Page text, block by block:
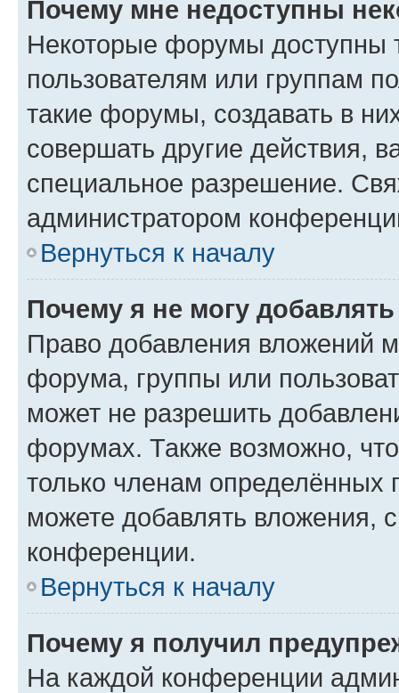
Почему мне недоступны
Некоторые форумы доступны
пользователям или группам
такие форумы, создавать в
совершать другие действия,
специальное разрешение.
администратором
Вернуться к началу
Почему я не могу
Право добавления вложений
форума, группы или
может не разрешить
форумах. Также возможно,
только членам определённых
можете добавлять вложения,
конференции.
Вернуться к началу
Почему я получил
На каждой конференции